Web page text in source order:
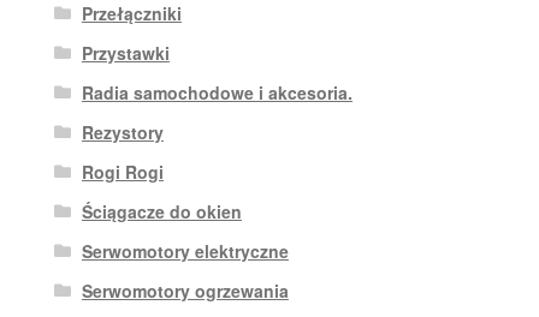
Przełączniki
Przystawki
Radia samochodowe i akcesoria.
Rezystory
Rogi Rogi
Ściągacze do okien
Serwomotory elektryczne
Serwomotory ogrzewania